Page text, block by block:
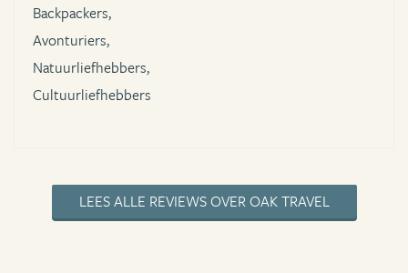
Backpackers,
Avonturiers,
Natuurliefhebbers,
Cultuurliefhebbers
LEES ALLE REVIEWS OVER OAK TRAVEL